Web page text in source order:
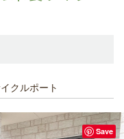
クルポート
Save